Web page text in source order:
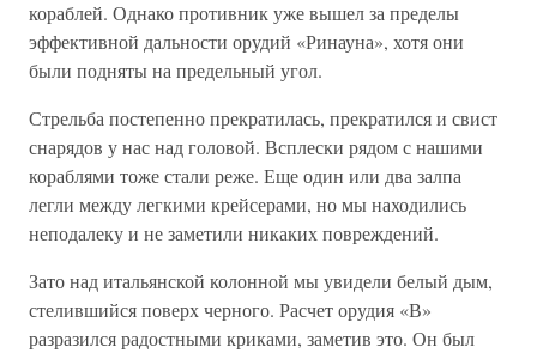
кораблей. Однако противник уже вышел за пределы
эффективной дальности орудий «Ринауна», хотя они
были подняты на предельный угол.
Стрельба постепенно прекратилась, прекратился и свист
снарядов у нас над головой. Всплески рядом с нашими
кораблями тоже стали реже. Еще один или два залпа
легли между легкими крейсерами, но мы находились
неподалеку и не заметили никаких повреждений.
Зато над итальянской колонной мы увидели белый дым,
стелившийся поверх черного. Расчет орудия «В»
разразился радостными криками, заметив это. Он был